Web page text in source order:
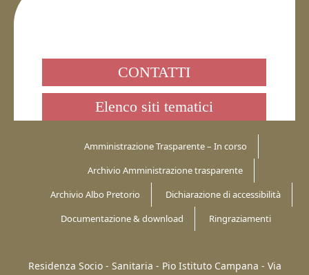
CONTATTI
Elenco siti tematici
Amministrazione Trasparente – In corso
Archivio Amministrazione trasparente
Archivio Albo Pretorio
Dichiarazione di accessibilità
Documentazione & download
Ringraziamenti
Residenza Socio - Sanitaria - Pio Istituto Campana - Via